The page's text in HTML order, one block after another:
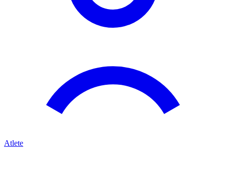
Atlete